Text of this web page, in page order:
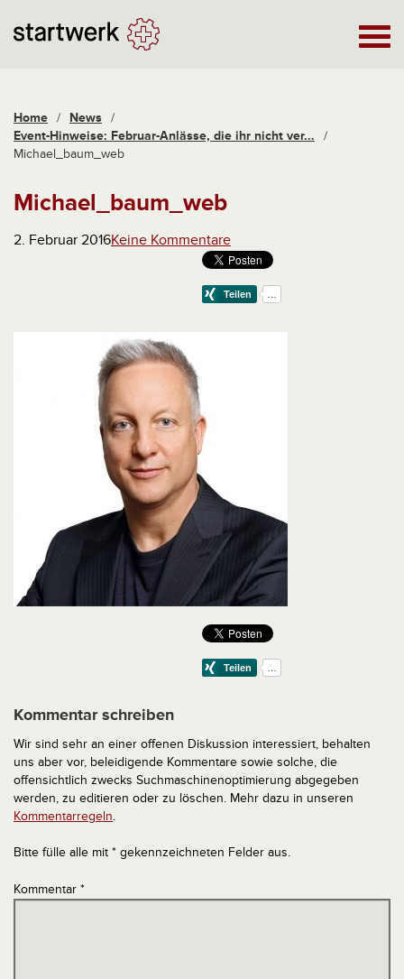
Home / News /
Event-Hinweise: Februar-Anlässe, die ihr nicht ver...
/
Michael_baum_web
Michael_baum_web
2. Februar 2016Keine Kommentare
Kommentar schreiben
Wir sind sehr an einer offenen Diskussion interessiert, behalten
uns aber vor, beleidigende Kommentare sowie solche, die
offensichtlich zwecks Suchmaschinenoptimierung abgegeben
werden, zu editieren oder zu löschen. Mehr dazu in unseren
Kommentarregeln.
Bitte fülle alle mit * gekennzeichneten Felder aus.
Kommentar *